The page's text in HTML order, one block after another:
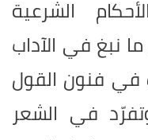
الشرعية
ما نبغ في الآداب
في فنون القول
في الشعر